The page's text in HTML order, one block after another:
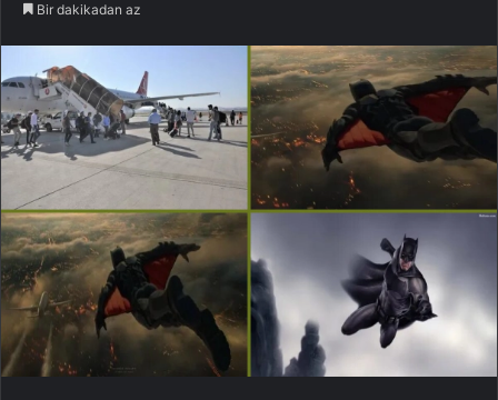
Bir dakikadan az